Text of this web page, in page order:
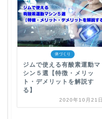
体づくり
ジムで使える有酸素運動マ
シン５選【特徴・メリッ
ト・デメリットを解説す
る】
2020年10月21日